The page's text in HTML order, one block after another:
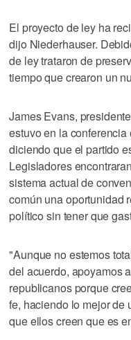
El proyecto de ley ha
dijo Niederhauser.
de ley trataron de
tiempo que crearon un
James Evans,
estuvo en la
diciendo que el partido
Legisladores
sistema actual de
común una oportunidad
político sin tener que
"Aunque no estemos
del acuerdo, apoyamos
republicanos porque
fe, haciendo lo mejor de
que ellos creen que es